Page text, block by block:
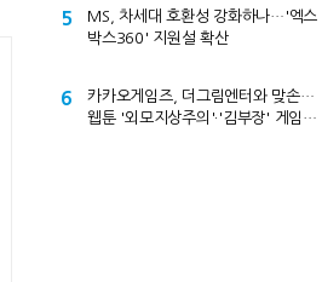
5
MS, 차세대 호환성 강화하나…'엑스
박스360' 지원설 확산
6
카카오게임즈, 더그림엔터와 맞손…
웹툰 '외모지상주의'·'김부장' 게임